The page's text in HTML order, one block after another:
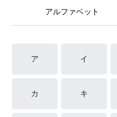
アルファベット
ア イ
カ キ